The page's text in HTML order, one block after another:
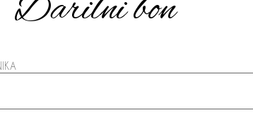
Darilni bon